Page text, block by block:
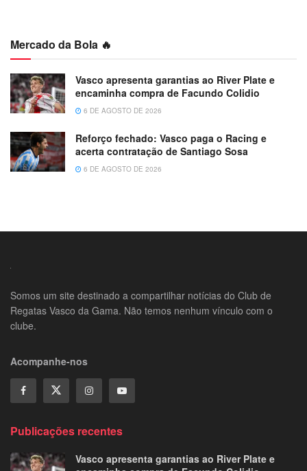
Mercado da Bola 🔥
Vasco apresenta garantias ao River Plate e
encaminha compra de Facundo Colidio
6 DE AGOSTO DE 2026
Reforço fechado: Vasco paga o Racing e
acerta contratação de Santiago Sosa
6 DE AGOSTO DE 2026
Somos um site destinado a compartilhar notícias do Club de
Regatas Vasco da Gama. Não temos nenhum vínculo com o
clube.
Acompanhe-nos
Publicações recentes
Vasco apresenta garantias ao River Plate e